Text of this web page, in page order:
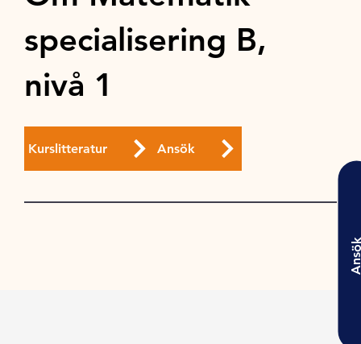
specialisering B,
nivå 1
Kurslitteratur Ansök